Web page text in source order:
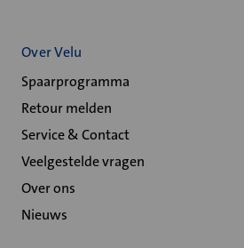
Over Velu
Spaarprogramma
Retour melden
Service & Contact
Veelgestelde vragen
Over ons
Nieuws